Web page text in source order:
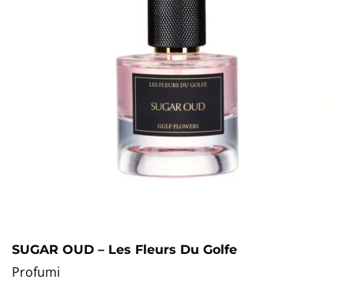
SUGAR OUD – Les Fleurs Du Golfe
Profumi